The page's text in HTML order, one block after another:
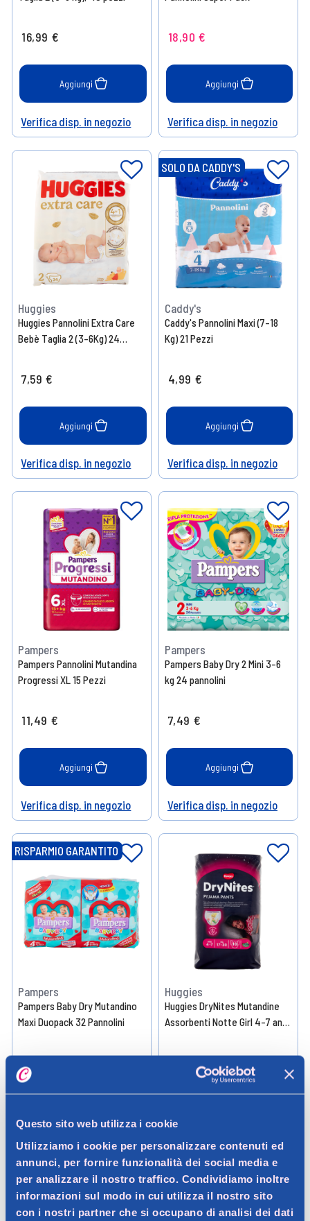
Questo sito web utilizza i cookie
Utilizziamo i cookie per personalizzare contenuti ed
annunci, per fornire funzionalità dei social media e
per analizzare il nostro traffico. Condividiamo inoltre
informazioni sul modo in cui utilizza il nostro sito
con i nostri partner che si occupano di analisi dei dati
16,99 €
Aggiungi
Help
Verifica disp. in negozio
18,90 €
Aggiungi
Help
Verifica disp. in negozio
Huggies
Huggies Pannolini Extra Care
Bebè Taglia 2 (3-6Kg) 24
7,59 €
Aggiungi
Help
Verifica disp. in negozio
SOLO DA CADDY'S
Caddy's
Caddy's Pannolini Maxi (7-18
Kg) 21 Pezzi
4,99 €
Aggiungi
Help
Verifica disp. in negozio
Pampers
Pampers Pannolini Mutandina
Progressi XL 15 Pezzi
11,49 €
Aggiungi
Help
Verifica disp. in negozio
Pampers
Pampers Baby Dry 2 Mini 3-6
kg 24 pannolini
7,49 €
Aggiungi
Help
Verifica disp. in negozio
RISPARMIO GARANTITO
Pampers
Pampers Baby Dry Mutandino
Maxi Duopack 32 Pannolini
Help
Verifica disp. in negozio
Huggies
Huggies DryNites Mutandine
Assorbenti Notte Girl 4-7 anni
9,99 €
Help
Verifica disp. in negozio
SUPER PREZZO